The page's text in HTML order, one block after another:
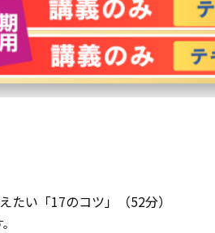
い「17のコツ」（52分）